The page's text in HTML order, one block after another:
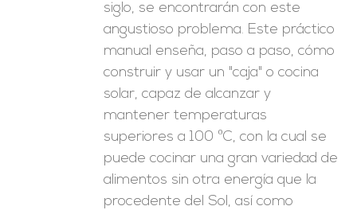
siglo, se encontrarán con este
angustioso problema. Este práctico
manual enseña, paso a paso, cómo
construir y usar un "caja" o cocina
solar, capaz de alcanzar y
mantener temperaturas
superiores a 100 ºC, con la cual se
puede cocinar una gran variedad de
alimentos sin otra energía que la
procedente del Sol, así como